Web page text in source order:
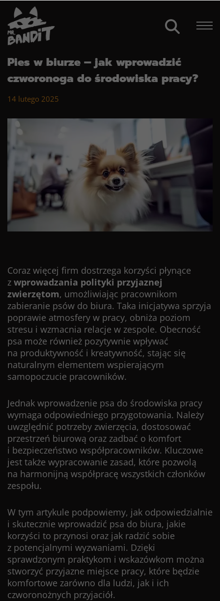
Pies w biurze – jak wprowadzić
czworonoga do środowiska pracy?
14 lutego 2025
Coraz więcej firm dostrzega korzyści płynące
z wprowadzania polityki przyjaznej
zwierzętom, umożliwiając pracownikom
zabieranie psów do biura. Taka inicjatywa sprzyja
poprawie atmosfery w pracy, obniża poziom
stresu i wzmacnia relacje w zespole. Obecność
psa może również pozytywnie wpływać
na produktywność i kreatywność, stając się
naturalnym elementem wspierającym
samopoczucie pracowników.
Jednak wprowadzenie psa do środowiska pracy
wymaga odpowiedniego przygotowania. Należy
uwzględnić potrzeby zwierzęcia, dostosować
przestrzeń biurową oraz zadbać o komfort
i bezpieczeństwo współpracowników. Kluczowe
jest także wypracowanie zasad, które pozwolą
na harmonijną współpracę wszystkich członków
zespołu.
W tym artykule podpowiemy, jak odpowiedzialnie
i skutecznie wprowadzić psa do biura, jakie
korzyści to przynosi oraz jak radzić sobie
z potencjalnymi wyzwaniami. Dzięki
sprawdzonym praktykom i wskazówkom można
stworzyć przyjazne miejsce pracy, które będzie
komfortowe zarówno dla ludzi, jak i ich
czworonożnych przyjaciół.